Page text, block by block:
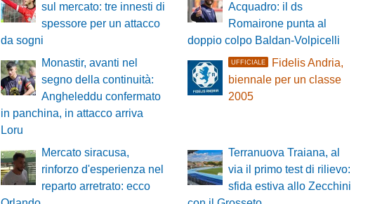
sul mercato: tre innesti di
spessore per un attacco
da sogni
Acquadro: il ds
Romairone punta al
doppio colpo Baldan-Volpicelli
Monastir, avanti nel
segno della continuità:
Angheleddu confermato
in panchina, in attacco arriva
Loru
UFFICIALE
Fidelis Andria,
biennale per un classe
2005
Mercato siracusa,
rinforzo d'esperienza nel
reparto arretrato: ecco
Terranuova Traiana, al
via il primo test di rilievo:
sfida estiva allo Zecchini